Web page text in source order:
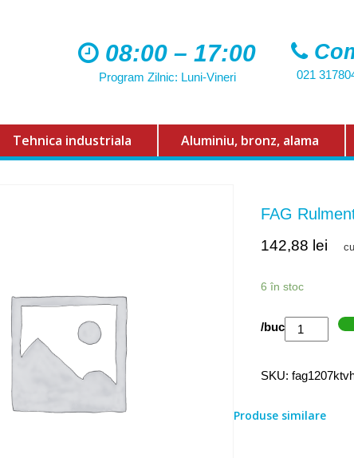
08:00 – 17:00
Program Zilnic: Luni-Vineri 021
Tehnica industriala Aluminiu, bronz, alama
FAG
142,88 lei
6 în stoc
Cantitate
/buc
SKU:
Produse similare